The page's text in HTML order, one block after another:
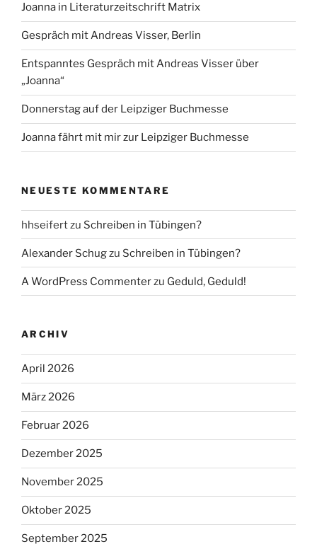
Joanna in Literaturzeitschrift Matrix
Gespräch mit Andreas Visser, Berlin
Entspanntes Gespräch mit Andreas Visser über
„Joanna“
Donnerstag auf der Leipziger Buchmesse
Joanna fährt mit mir zur Leipziger Buchmesse
NEUESTE KOMMENTARE
hhseifertzu Schreiben in Tübingen?
Alexander Schugzu Schreiben in Tübingen?
A WordPress Commenterzu Geduld, Geduld!
ARCHIV
April 2026
März 2026
Februar 2026
Dezember 2025
November 2025
Oktober 2025
September 2025